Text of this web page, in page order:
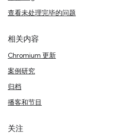
查看未处理完毕的问题
相关内容
Chromium 更新
案例研究
归档
播客和节目
关注